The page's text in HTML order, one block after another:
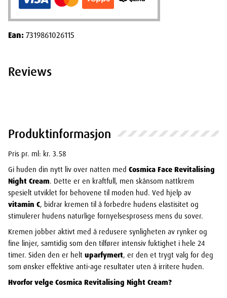
Produktinformasjon
Pris pr. ml: kr. 3.58
Gi huden din nytt liv over natten med Cosmica Face Revitalising
Night Cream. Dette er en kraftfull, men skånsom nattkrem
spesielt utviklet for behovene til moden hud. Ved hjelp av
vitamin C, bidrar kremen til å forbedre hudens elastisitet og
stimulerer hudens naturlige fornyelsesprosess mens du sover.
Kremen jobber aktivt med å redusere synligheten av rynker og
fine linjer, samtidig som den tilfører intensiv fuktighet i hele 24
timer. Siden den er helt uparfymert, er den et trygt valg for deg
som ønsker effektive anti-age resultater uten å irritere huden.
Hvorfor velge Cosmica Revitalising Night Cream?
Ean:7319861026115
Reviews